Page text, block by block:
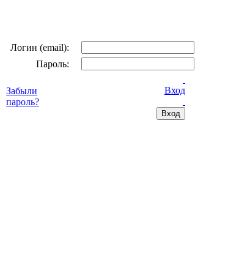
Логин (email):
Пароль:
Забыли
пароль?
Вход